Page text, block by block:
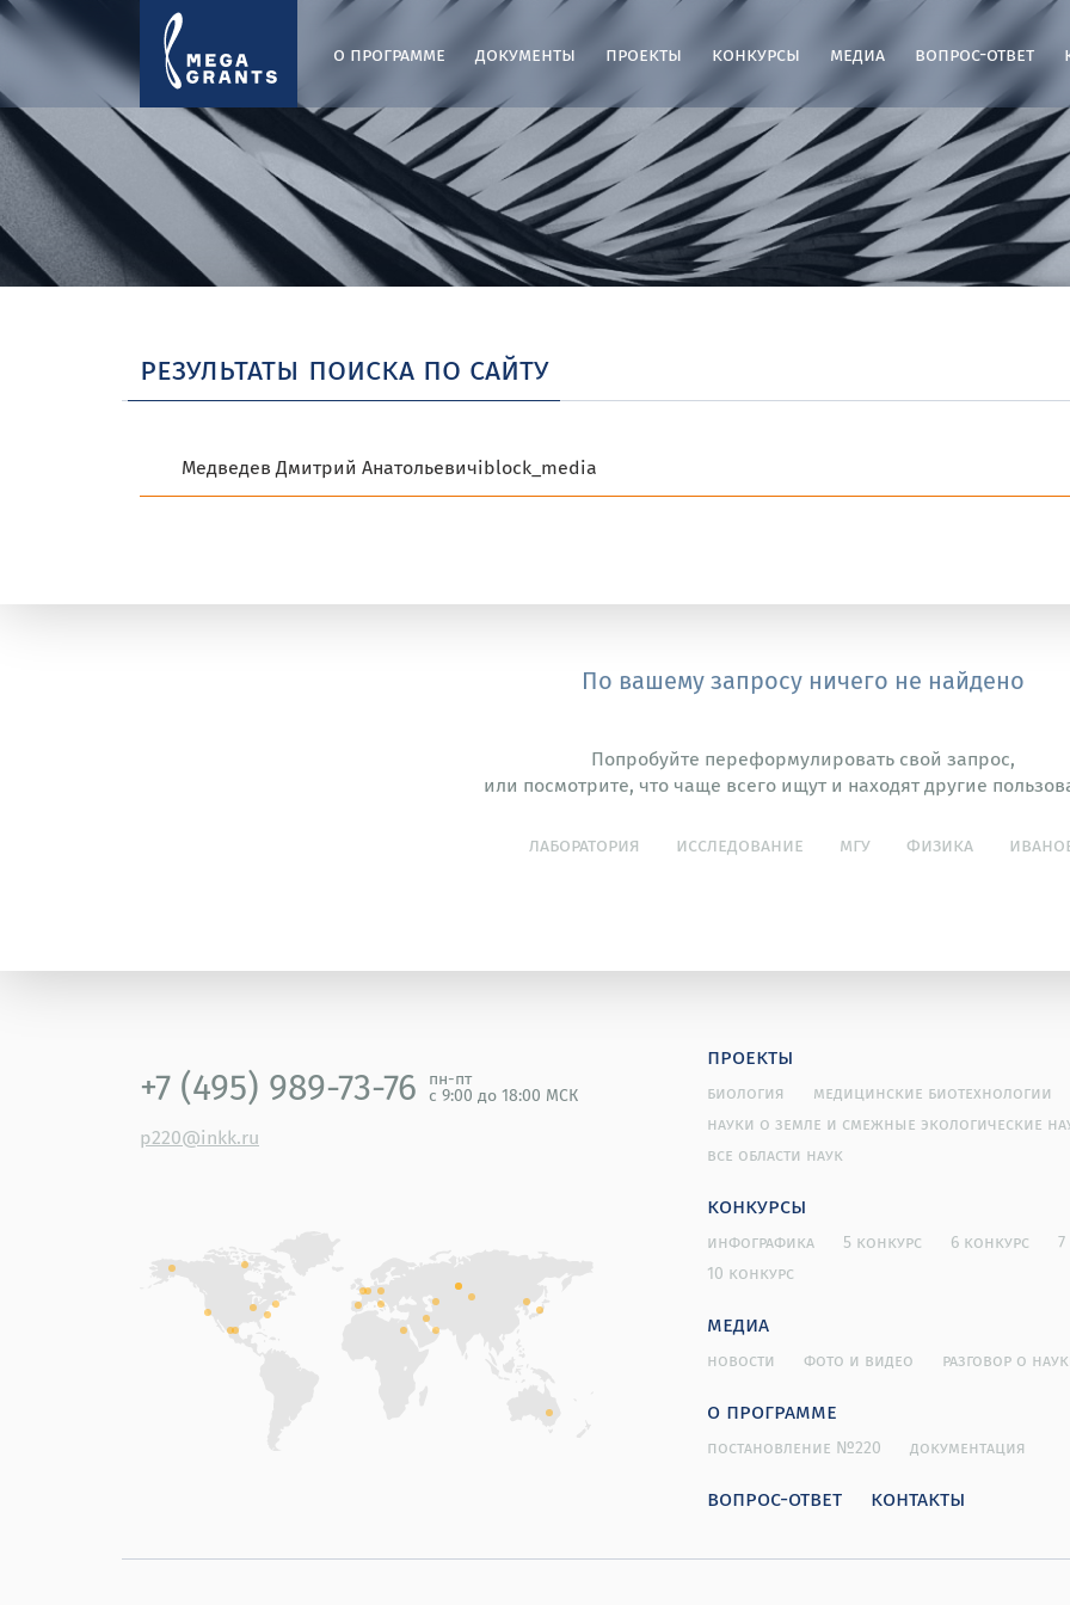
о программе документы проекты конкурсы медиа вопрос-ответ
результаты поиска по сайту
По вашему запросу ничего не найдено
Попробуйте переформулировать свой запрос,
или посмотрите, что чаще всего ищут и находят другие
лаборатория исследование мгу физика
+7 (495) 989-73-76 пн-пт
с 9:00 до 18:00 МСК
p220@inkk.ru
проекты
биология медицинские биотехнологии
науки о земле и смежные экологические
все области наук
конкурсы
инфографика 5 конкурс 6 конкурс
10 конкурс
медиа
новости фото и видео разговор о
о программе
постановление №220 документация
вопрос-ответ контакты